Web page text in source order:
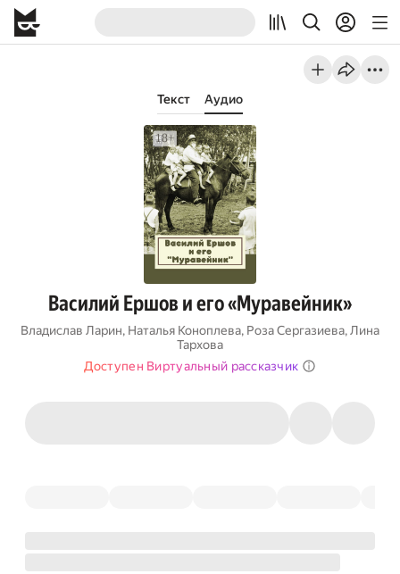
Текст Аудио
Василий Ершов и его «Муравейник»
Владислав Ларин, Наталья Коноплева, Роза Сергазиева,Лина
Тархова
Доступен Виртуальный рассказчик